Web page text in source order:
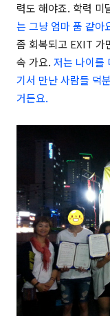
력도 해야죠. 학력 미
는 그냥 엄마 품 같아
좀 회복되고 EXIT 가
속 가요. 저는 나이를
기서 만난 사람들 덕
거든요.